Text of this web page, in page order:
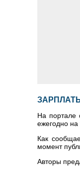
На портале
ежегодно
Как
момент
Авторы